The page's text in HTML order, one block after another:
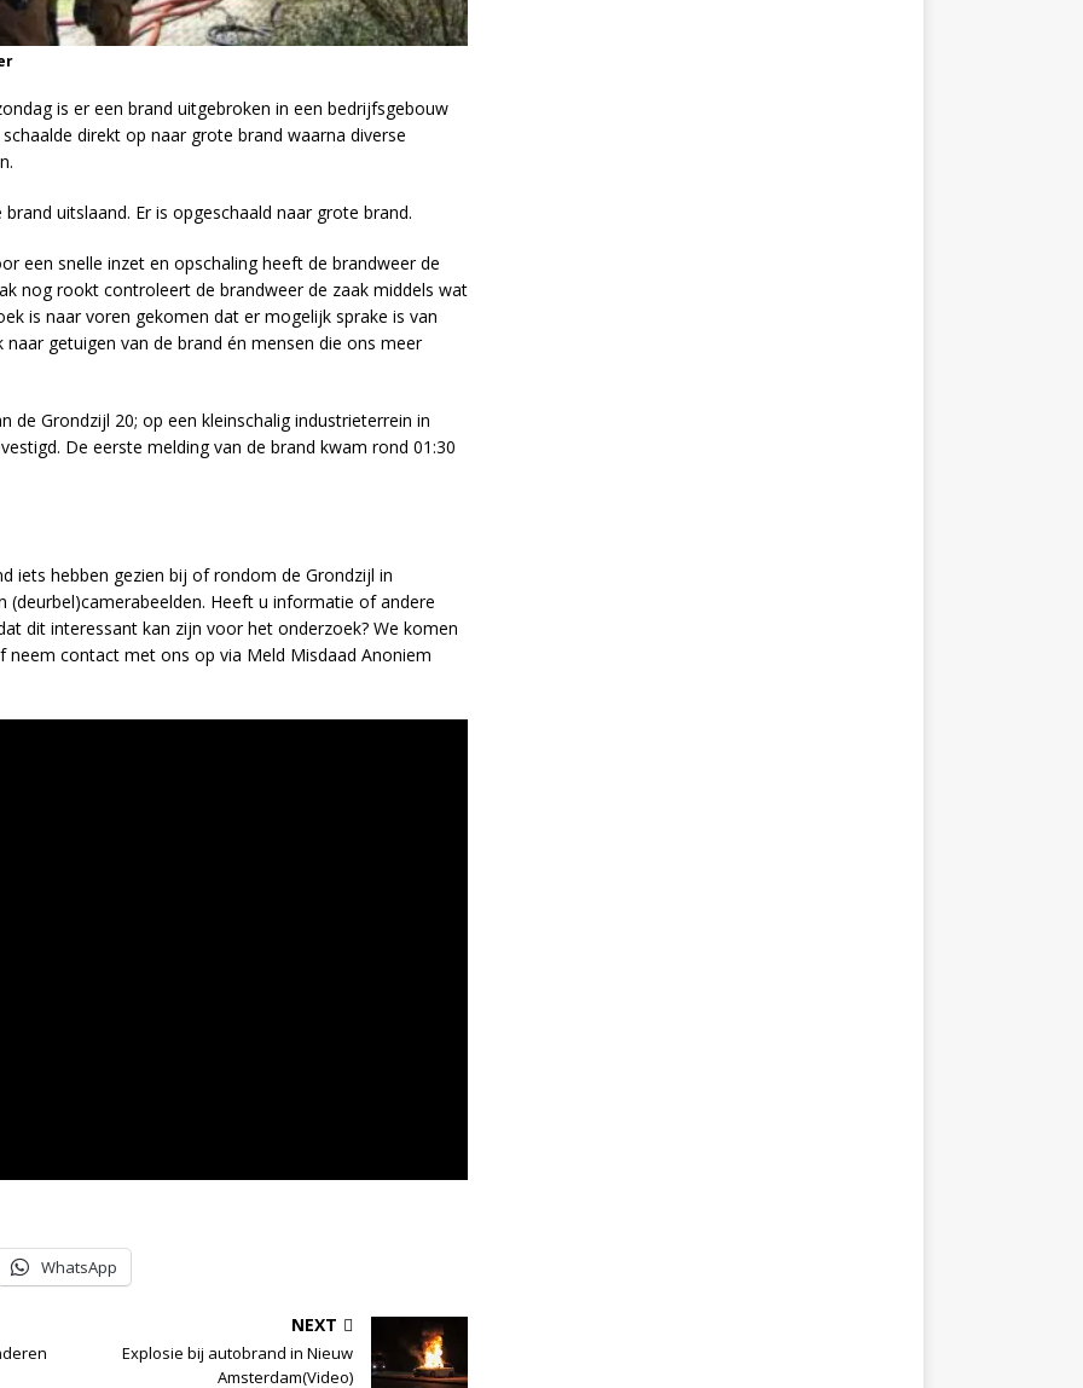
is er een brand uitgebroken in een bedrijfsgebouw
direkt op naar grote brand waarna diverse
uitslaand. Er is opgeschaald naar grote brand.
een snelle inzet en opschaling heeft de brandweer de
nog rookt controleert de brandweer de zaak middels wat
is naar voren gekomen dat er mogelijk sprake is van
getuigen van de brand én mensen die ons meer
de Grondzijl 20; op een kleinschalig industrieterrein in
De eerste melding van de brand kwam rond 01:30
iets hebben gezien bij of rondom de Grondzijl in
Heeft u informatie of andere
dit interessant kan zijn voor het onderzoek? We komen
contact met ons op via Meld Misdaad Anoniem
WhatsApp
NEXT
Explosie bij autobrand in Nieuw
Amsterdam(Video)